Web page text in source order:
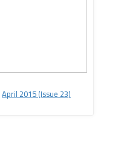
(April
2015(Issue 23